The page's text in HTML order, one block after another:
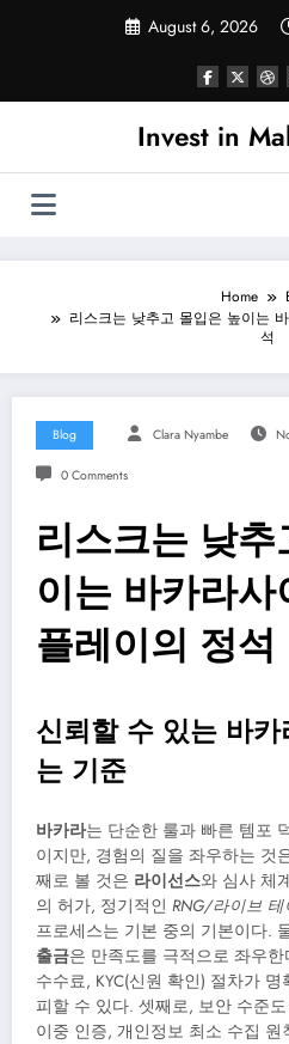
August 6, 2026
Invest in
Home
리스크는 낮추고 몰입은 높이는
석
Blog Clara Nyambe
0 Comments
리스크는 낮
이는 바카라
플레이의 정석
신뢰할 수 있는 바
는 기준
바카라는 단순한 룰과 빠른 템포
이지만, 경험의 질을 좌우하는 것
째로 볼 것은 라이선스와 심사 체
의 허가, 정기적인 RNG/라이브
프로세스는 기본 중의 기본이다.
출금은 만족도를 극적으로 좌우
수수료, KYC(신원 확인) 절차가
피할 수 있다. 셋째로, 보안 수준
이중 인증, 개인정보 최소 수집